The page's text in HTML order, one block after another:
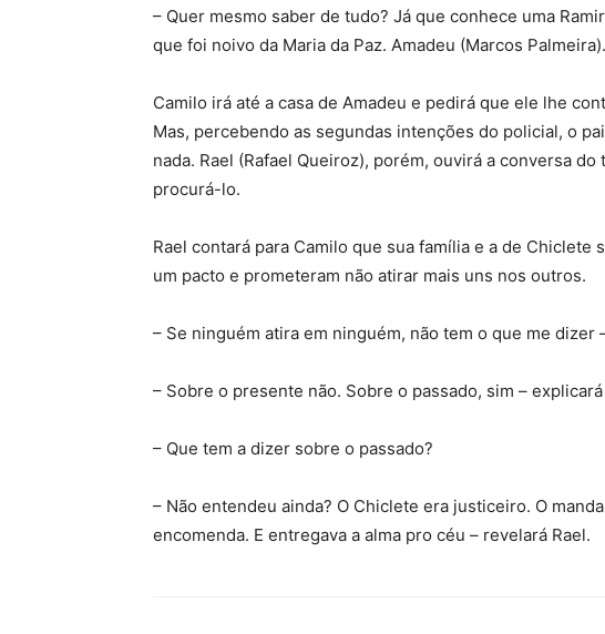
– Quer mesmo saber de tudo? Já que conhece uma
que foi noivo da Maria da Paz. Amadeu (Marcos Palmeira).
Camilo irá até a casa de Amadeu e pedirá que ele lhe
Mas, percebendo as segundas intenções do policial, o
nada. Rael (Rafael Queiroz), porém, ouvirá a conversa
procurá-lo.
Rael contará para Camilo que sua família e a de
um pacto e prometeram não atirar mais uns nos outros.
– Se ninguém atira em ninguém, não tem o que me dizer
– Sobre o presente não. Sobre o passado, sim –
– Que tem a dizer sobre o passado?
– Não entendeu ainda? O Chiclete era justiceiro. O
encomenda. E entregava a alma pro céu – revelará Rael.